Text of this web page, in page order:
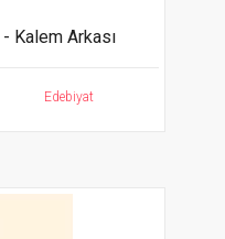
Kalem Arkası
Edebiyat